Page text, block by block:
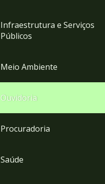
Infraestrutura e Serviços
Públicos
Meio Ambiente
Ouvidoria
Procuradoria
Saúde